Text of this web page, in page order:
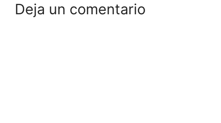
Deja un comentario